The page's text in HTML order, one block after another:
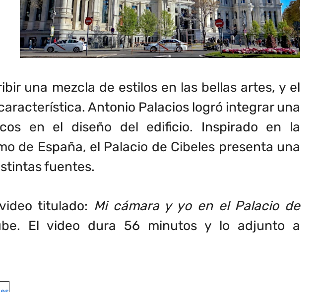
una mezcla de estilos en las bellas artes, y el
Antonio Palacios logró integrar una
en el diseño del edificio. Inspirado en la
de España, el Palacio de Cibeles presenta una
fuentes.
titulado: Mi cámara y yo en el Palacio de
El video dura 56 minutos y lo adjunto a